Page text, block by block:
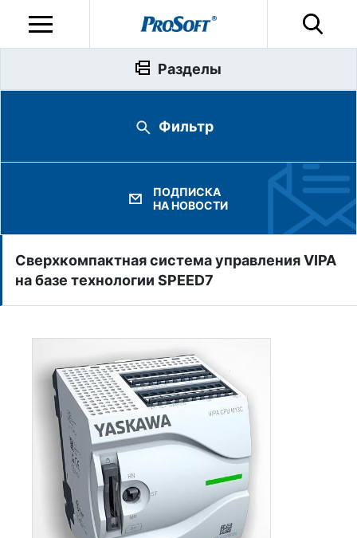
Сверхкомпактная система управления VIPA
на базе технологии SPEED7
Разделы
Фильтр
ПОДПИСКА
НА НОВОСТИ